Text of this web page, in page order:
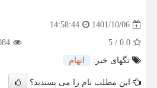
1401/10/06
14:58:44
0.0
/
5
تگهای خبر:
اتهام
این مطلب نام را می پسندید؟